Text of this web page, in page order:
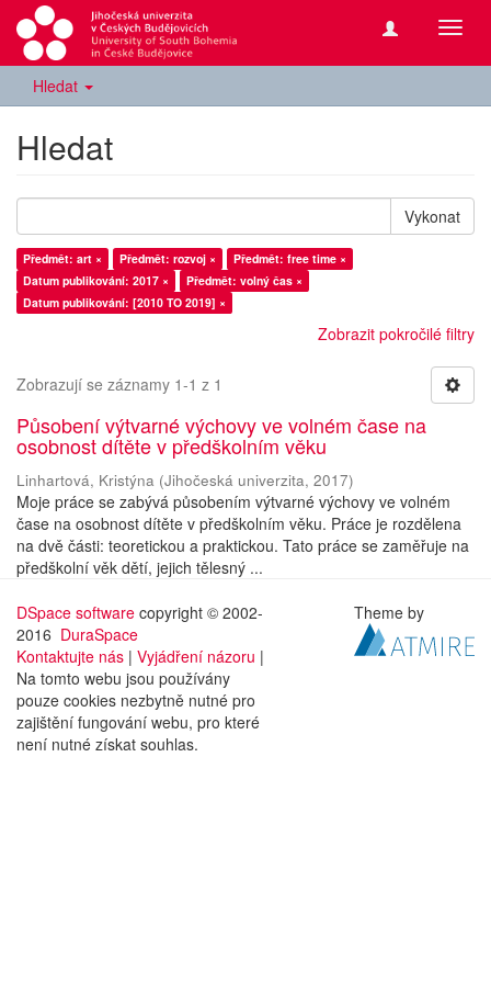
Hledat
Hledat
Vykonat
Předmět: art × Předmět: rozvoj ×
Předmět: free time ×
Datum publikování: 2017 ×
Předmět: volný čas ×
Datum publikování: [2010 TO 2019] ×
Zobrazit pokročilé filtry
Zobrazují se záznamy 1-1 z 1
Působení výtvarné výchovy ve volném čase na
osobnost dítěte v předškolním věku
Linhartová, Kristýna (Jihočeská univerzita, 2017)
Moje práce se zabývá působením výtvarné výchovy ve volném
čase na osobnost dítěte v předškolním věku. Práce je rozdělena
na dvě části: teoretickou a praktickou. Tato práce se zaměřuje na
předškolní věk dětí, jejich tělesný ...
DSpace software copyright © 2002-
2016 DuraSpace
Kontaktujte nás | Vyjádření názoru |
Na tomto webu jsou používány
pouze cookies nezbytně nutné pro
zajištění fungování webu, pro které
není nutné získat souhlas.
Theme by